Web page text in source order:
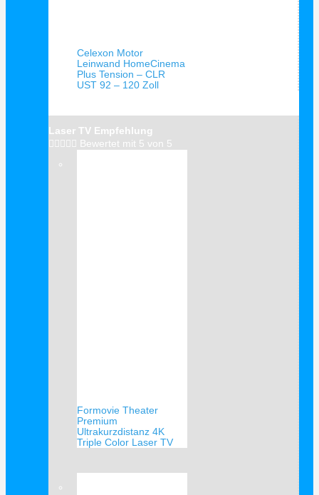
Celexon Motor
Leinwand HomeCinema
Plus Tension – CLR
UST 92 – 120 Zoll
Laser TV Empfehlung
     Bewertet mit 5 von 5
Formovie Theater
Premium
Ultrakurzdistanz 4K
Triple Color Laser TV